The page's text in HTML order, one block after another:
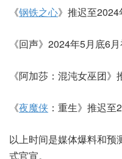
《钢铁之心》推迟至2024
《回声》2024年5月底6
《阿加莎：混沌女巫团
《夜魔侠 ：重生》推迟至
以上时间是媒体爆料和预
式官宣。